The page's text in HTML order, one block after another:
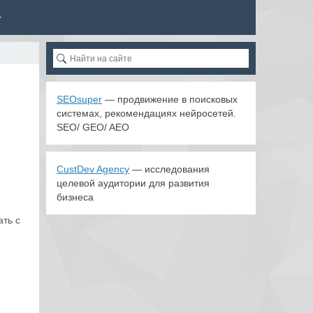
с
SEOsuper — продвижение в поисковых
системах, рекомендациях нейросетей.
SEO/ GEO/ AEO
CustDev Agency — исследования
целевой аудитории для развития
бизнеса